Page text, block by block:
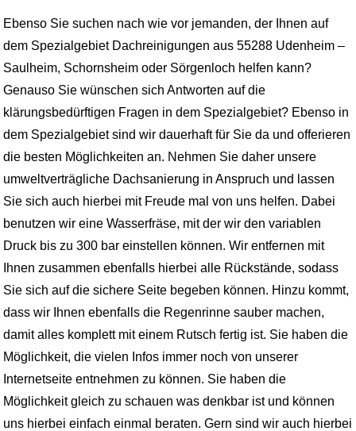
Ebenso Sie suchen nach wie vor jemanden, der Ihnen auf
dem Spezialgebiet Dachreinigungen aus 55288 Udenheim –
Saulheim, Schornsheim oder Sörgenloch helfen kann?
Genauso Sie wünschen sich Antworten auf die
klärungsbedürftigen Fragen in dem Spezialgebiet? Ebenso in
dem Spezialgebiet sind wir dauerhaft für Sie da und offerieren
die besten Möglichkeiten an. Nehmen Sie daher unsere
umweltverträgliche Dachsanierung in Anspruch und lassen
Sie sich auch hierbei mit Freude mal von uns helfen. Dabei
benutzen wir eine Wasserfräse, mit der wir den variablen
Druck bis zu 300 bar einstellen können. Wir entfernen mit
Ihnen zusammen ebenfalls hierbei alle Rückstände, sodass
Sie sich auf die sichere Seite begeben können. Hinzu kommt,
dass wir Ihnen ebenfalls die Regenrinne sauber machen,
damit alles komplett mit einem Rutsch fertig ist. Sie haben die
Möglichkeit, die vielen Infos immer noch von unserer
Internetseite entnehmen zu können. Sie haben die
Möglichkeit gleich zu schauen was denkbar ist und können
uns hierbei einfach einmal beraten. Gern sind wir auch hierbei